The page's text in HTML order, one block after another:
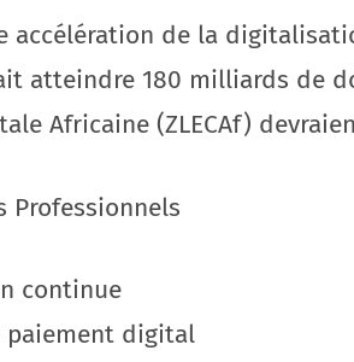
accélération de la
atteindre 180 milliards de
Africaine (ZLECAf)
Professionnels
continue
paiement digital